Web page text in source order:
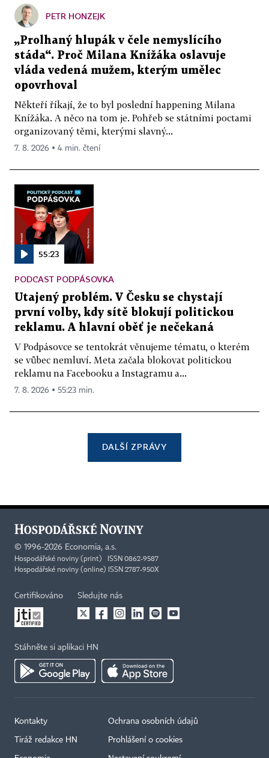
PETR HONZEJK
„Prolhaný hlupák v čele nemyslícího
stáda“. Proč Milana Knížáka oslavuje
vláda vedená mužem, kterým umělec
opovrhoval
Někteří říkají, že to byl poslední happening Milana
Knížáka. A něco na tom je. Pohřeb se státními poctami
organizovaný těmi, kterými slavný...
7. 8. 2026 ▪ 4 min. čtení
55:23
PODCAST PODPÁSOVKA
Utajený problém. V Česku se chystají
první volby, kdy sítě blokují politickou
reklamu. A hlavní oběť je nečekaná
V Podpásovce se tentokrát věnujeme tématu, o kterém
se vůbec nemluví. Meta začala blokovat politickou
reklamu na Facebooku a Instagramu a...
7. 8. 2026 ▪ 55:23 min.
DALŠÍ ZPRÁVY
© 1996-2026 Economia, a.s.
Hospodářské noviny (print) ISSN 0862-9587
Hospodářské noviny (online) ISSN 2787-950X
Certifikováno Sledujte nás
Stáhněte si aplikaci HN
Kontakty
Tiráž redakce HN
Ochrana osobních údajů
Prohlášení o cookies